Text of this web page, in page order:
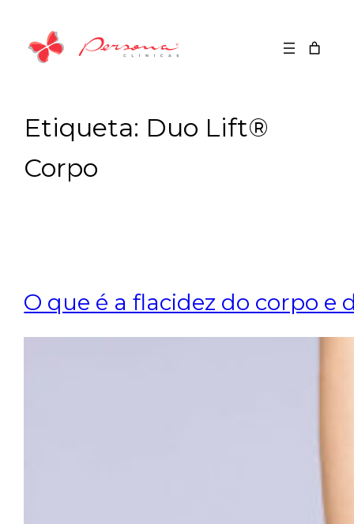
Etiqueta: Duo Lift®
Corpo
O que é a flacidez do corpo e